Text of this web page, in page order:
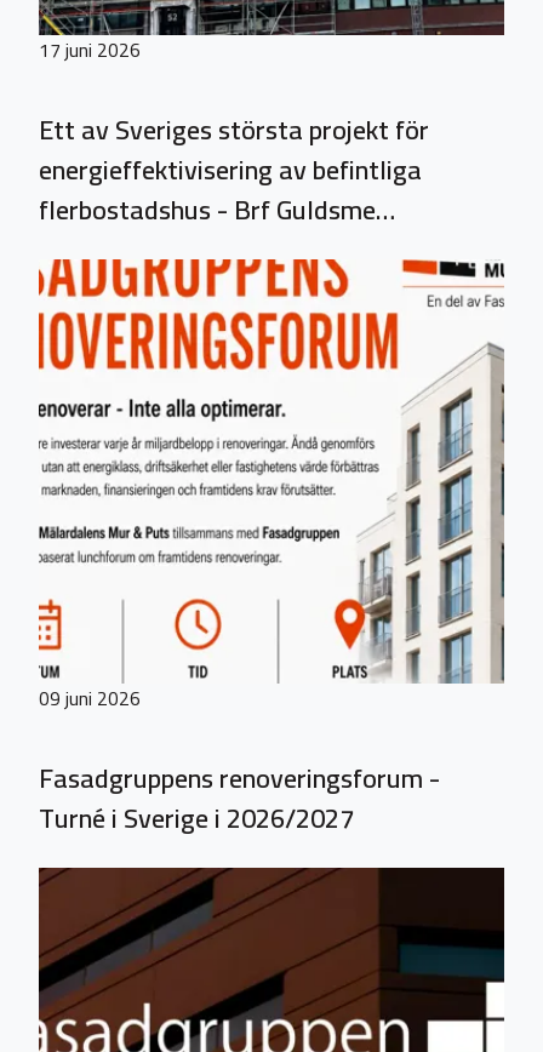
17 juni 2026
Ett av Sveriges största projekt för
energieffektivisering av befintliga
flerbostadshus - Brf Guldsme…
09 juni 2026
Fasadgruppens renoveringsforum -
Turné i Sverige i 2026/2027